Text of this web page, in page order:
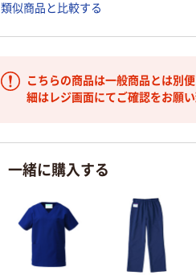
類似商品と比較する
こちらの商品は一般商品とは別
細はレジ画面にてご確認をお願い
一緒に購入する